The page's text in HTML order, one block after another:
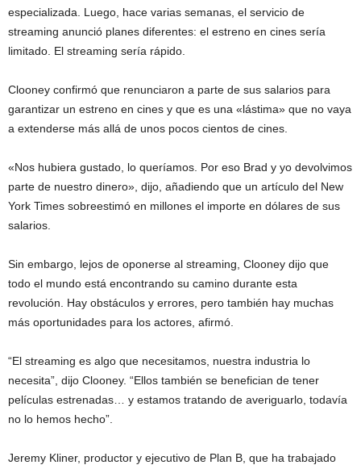
especializada. Luego, hace varias semanas, el servicio de
streaming anunció planes diferentes: el estreno en cines sería
limitado. El streaming sería rápido.
Clooney confirmó que renunciaron a parte de sus salarios para
garantizar un estreno en cines y que es una «lástima» que no vaya
a extenderse más allá de unos pocos cientos de cines.
«Nos hubiera gustado, lo queríamos. Por eso Brad y yo devolvimos
parte de nuestro dinero», dijo, añadiendo que un artículo del New
York Times sobreestimó en millones el importe en dólares de sus
salarios.
Sin embargo, lejos de oponerse al streaming, Clooney dijo que
todo el mundo está encontrando su camino durante esta
revolución. Hay obstáculos y errores, pero también hay muchas
más oportunidades para los actores, afirmó.
“El streaming es algo que necesitamos, nuestra industria lo
necesita”, dijo Clooney. “Ellos también se benefician de tener
películas estrenadas… y estamos tratando de averiguarlo, todavía
no lo hemos hecho”.
Jeremy Kliner, productor y ejecutivo de Plan B, que ha trabajado